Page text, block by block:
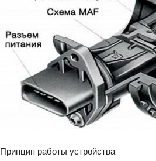
Принцип работы устройства